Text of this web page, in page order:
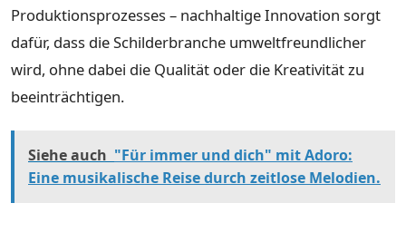
Produktionsprozesses – nachhaltige Innovation sorgt
dafür, dass die Schilderbranche umweltfreundlicher
wird, ohne dabei die Qualität oder die Kreativität zu
beeinträchtigen.
Siehe auch "Für immer und dich" mit Adoro:
Eine musikalische Reise durch zeitlose Melodien.